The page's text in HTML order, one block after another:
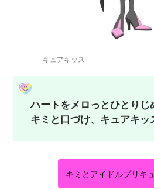
キュアキッス
ハートをメロっとひとりじ
キミと口づけ、キュアキッ
キミとアイドルプリキ